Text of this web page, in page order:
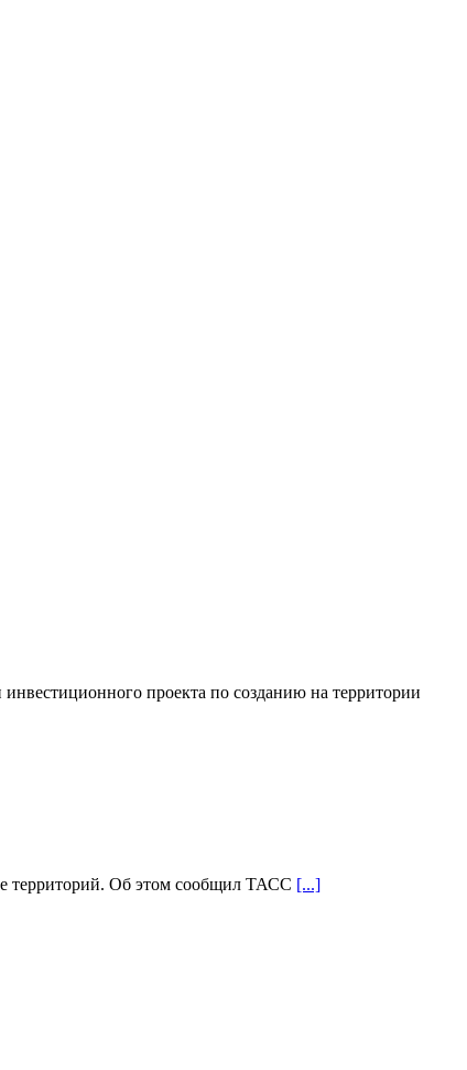
проекта по созданию на территории
территорий. Об этом сообщил ТАСС [...]